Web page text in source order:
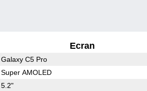
Ecran
Galaxy C5 Pro
Super AMOLED
5.2"